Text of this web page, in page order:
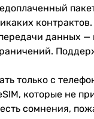
контрактов.
данных
только с
которые не
сомнения,